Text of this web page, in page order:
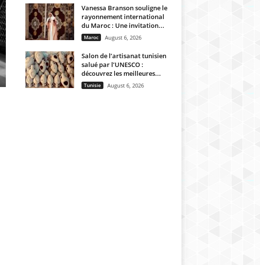
Vanessa Branson souligne le
rayonnement international
du Maroc : Une invitation...
Maroc August 6, 2026
Salon de l’artisanat tunisien
salué par l’UNESCO :
découvrez les meilleures...
Tunisie August 6, 2026